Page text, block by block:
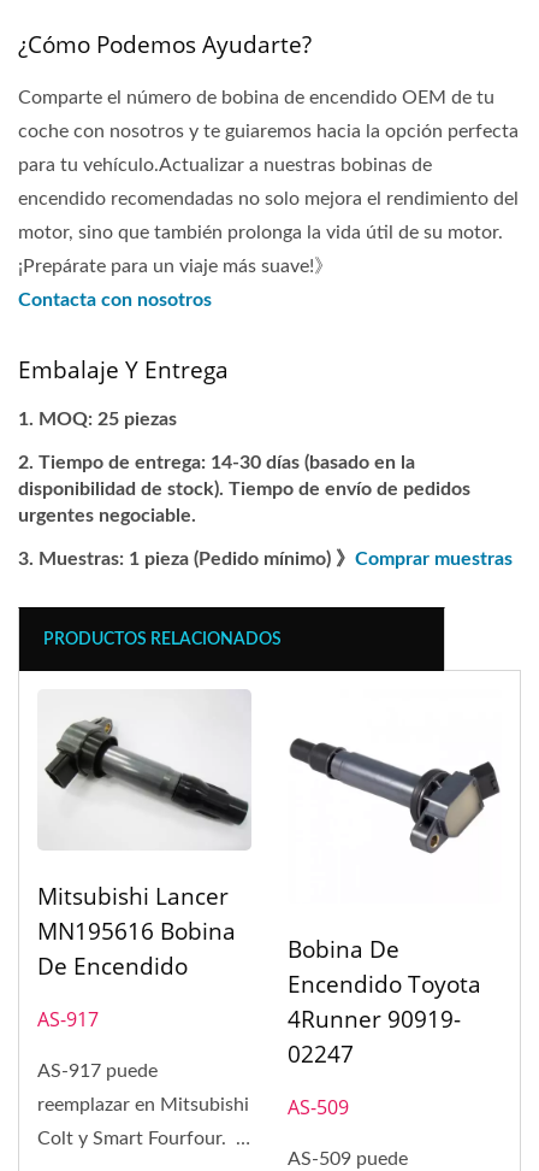
¿Cómo Podemos Ayudarte?
Comparte el número de bobina de encendido OEM de tu
coche con nosotros y te guiaremos hacia la opción perfecta
para tu vehículo.Actualizar a nuestras bobinas de
encendido recomendadas no solo mejora el rendimiento del
motor, sino que también prolonga la vida útil de su motor.
¡Prepárate para un viaje más suave!》
Contacta con nosotros
Embalaje Y Entrega
MOQ: 25 piezas
Tiempo de entrega: 14-30 días (basado en la
disponibilidad de stock). Tiempo de envío de pedidos
urgentes negociable.
Muestras: 1 pieza (Pedido mínimo) 》 Comprar muestras
PRODUCTOS RELACIONADOS
Mitsubishi Lancer
MN195616 Bobina
De Encendido
AS-917
AS-917 puede
reemplazar en Mitsubishi
Colt y Smart Fourfour.
Bobina De
Encendido Toyota
4Runner 90919-
02247
AS-509
AS-509 puede